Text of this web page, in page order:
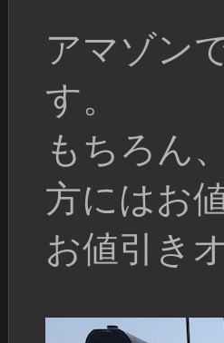
アマゾン
す。
もちろん
方にはお
お値引き